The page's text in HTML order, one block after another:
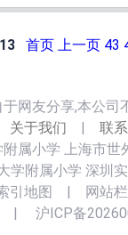
首页 上一页 43
网友分享,本公
关于我们 | 联
属小学 上海市世
学附属小学 深圳
引地图
| 网站
| 沪ICP备